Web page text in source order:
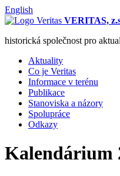
English
VERITAS,
historická společnost pro
Aktuality
Co je Veritas
Informace v terénu
Publikace
Stanoviska a názory
Spolupráce
Odkazy
Kalendárium